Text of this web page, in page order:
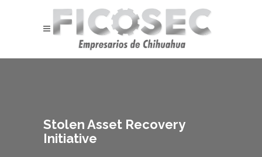
Stolen Asset Recovery
Initiative